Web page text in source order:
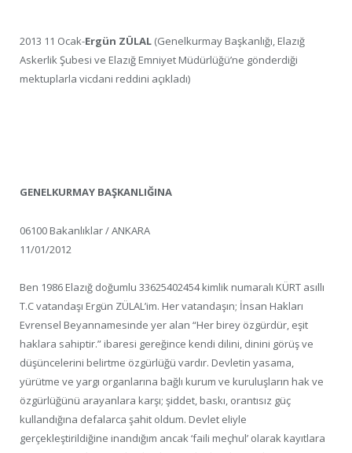
2013 11 Ocak-Ergün ZÜLAL (Genelkurmay Başkanlığı, Elazığ
Askerlik Şubesi ve Elazığ Emniyet Müdürlüğü’ne gönderdiği
mektuplarla vicdani reddini açıkladı)
GENELKURMAY BAŞKANLIĞINA
06100 Bakanlıklar / ANKARA
11/01/2012
Ben 1986 Elazığ doğumlu 33625402454 kimlik numaralı KÜRT asıllı
T.C vatandaşı Ergün ZÜLAL’im. Her vatandaşın; İnsan Hakları
Evrensel Beyannamesinde yer alan “Her birey özgürdür, eşit
haklara sahiptir.” ibaresi gereğince kendi dilini, dinini görüş ve
düşüncelerini belirtme özgürlüğü vardır. Devletin yasama,
yürütme ve yargı organlarına bağlı kurum ve kuruluşların hak ve
özgürlüğünü arayanlara karşı; şiddet, baskı, orantısız güç
kullandığına defalarca şahit oldum. Devlet eliyle
gerçekleştirildiğine inandığım ancak ‘faili meçhul’ olarak kayıtlara